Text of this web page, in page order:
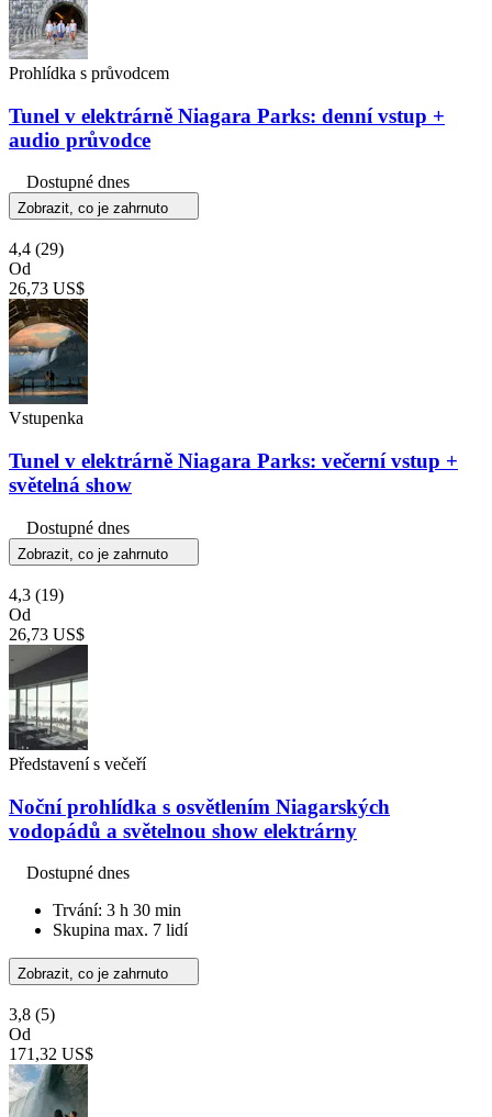
Prohlídka s průvodcem
Tunel v elektrárně Niagara Parks: denní vstup +
audio průvodce
Dostupné dnes
Zobrazit, co je zahrnuto
4,4 (29)
Od
26,73 US$
Vstupenka
Tunel v elektrárně Niagara Parks: večerní vstup +
světelná show
Dostupné dnes
Zobrazit, co je zahrnuto
4,3 (19)
Od
26,73 US$
Představení s večeří
Noční prohlídka s osvětlením Niagarských
vodopádů a světelnou show elektrárny
Dostupné dnes
Trvání: 3 h 30 min
Skupina max. 7 lidí
Zobrazit, co je zahrnuto
3,8 (5)
Od
171,32 US$